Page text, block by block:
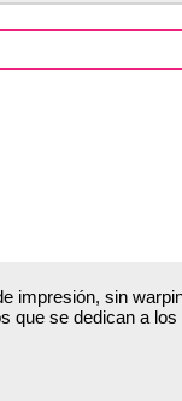
impresión, sin
que se dedican a